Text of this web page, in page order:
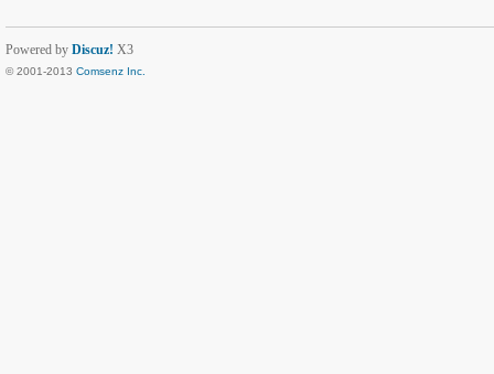
Powered by Discuz! X3
© 2001-2013 Comsenz Inc.